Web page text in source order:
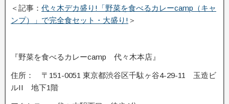
＜記事： 代々木デカ盛り!「野菜を食べるカレーcamp（キャ
ンプ）」で完全食セット・大盛り! ＞
『野菜を食べるカレーcamp 代々木本店』
住所： 〒151-0051 東京都渋谷区千駄ヶ谷4-29-11 玉造ビ
ルII 地下1階